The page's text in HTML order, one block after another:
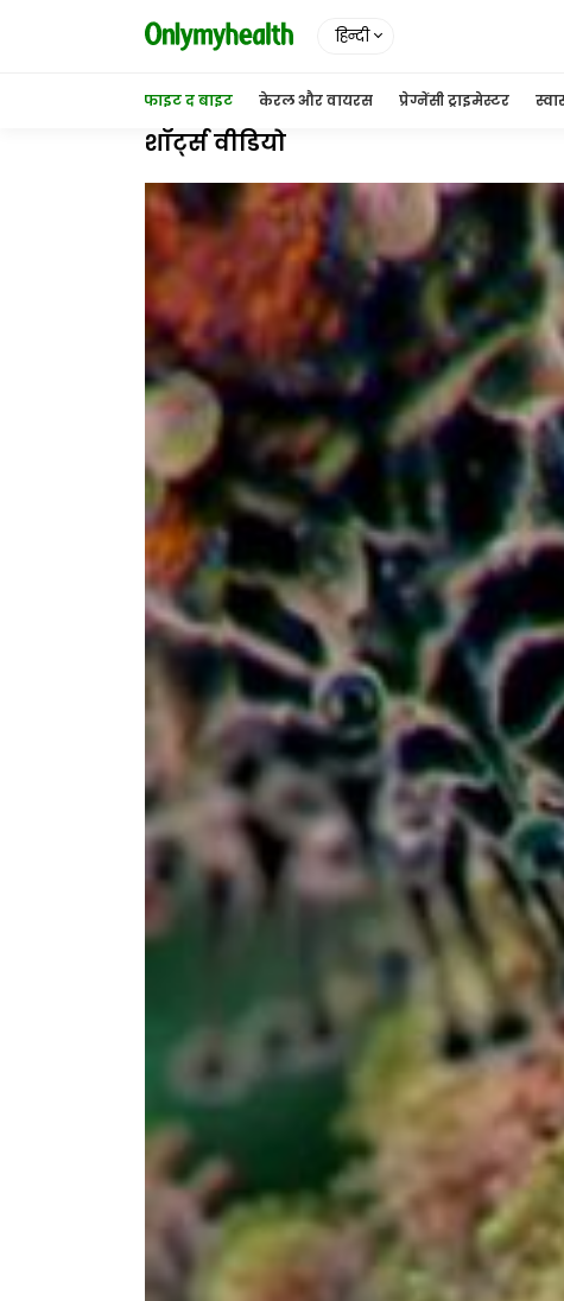
हिन्दी
फाइट द बाइट केरल और वायरस प्रेग्नेंसी ट्राइमेस्टर
शॉर्ट्स वीडियो